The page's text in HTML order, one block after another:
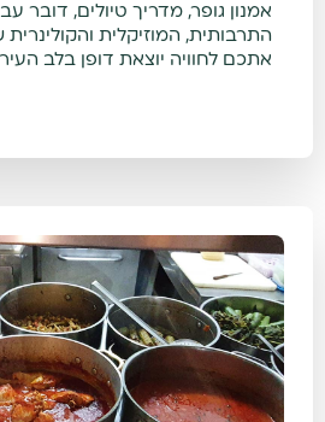
אמנון גופר, מדריך טיולים, דובר
התרבותית, המוזיקלית והקולינרית
אתכם לחוויה יוצאת דופן בלב